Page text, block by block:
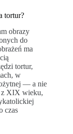
tortur?
obrazy
do
ma
tortur,
w
— a nie
z XIX wieku,
czas